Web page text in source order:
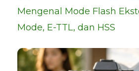
Mengenal Mode Flash
Mode, E-TTL, dan HSS